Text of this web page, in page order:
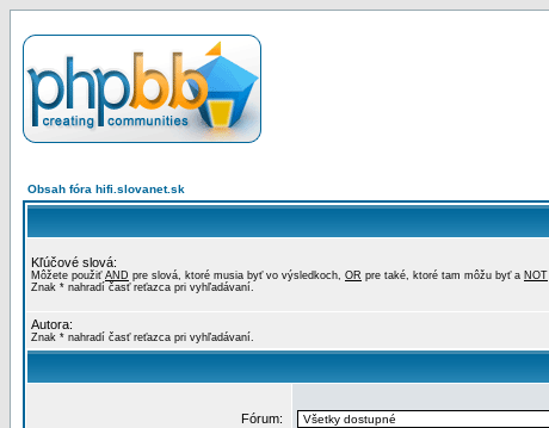
Obsah fóra hifi.slovanet.sk
Kľúčové slová:
Môžete použiť AND pre slová, ktoré musia byť vo výsledkoch, OR pre také, ktoré tam môžu byť a NOT
Znak * nahradí časť reťazca pri vyhľadávaní.
Autora:
Znak * nahradí časť reťazca pri vyhľadávaní.
Fórum: